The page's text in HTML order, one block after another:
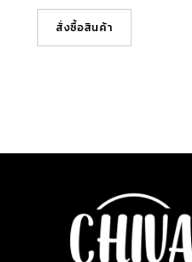
สั่งซื้อสินค้า